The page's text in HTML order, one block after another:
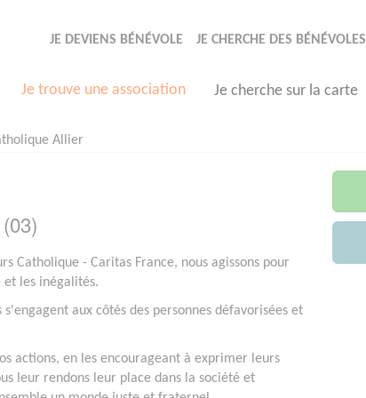
JE DEVIENS BÉNÉVOLE JE CHERCHE DES BÉNÉVOLES
Je trouve une association Je cherche sur la carte
Allier
Catholique - Caritas France, nous agissons pour
les inégalités.
s'engagent aux côtés des personnes défavorisées et
actions, en les encourageant à exprimer leurs
leur rendons leur place dans la société et